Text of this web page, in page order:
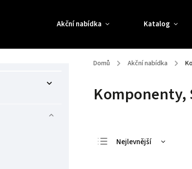
Akční nabídka Katalog
Domů / Akční nabídka /
Komponenty,
Nejlevnější